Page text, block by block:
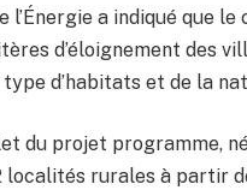
l’Énergie a indiqué que
d’éloignement des
d’habitats et de la
du projet programme,
localités rurales à partir